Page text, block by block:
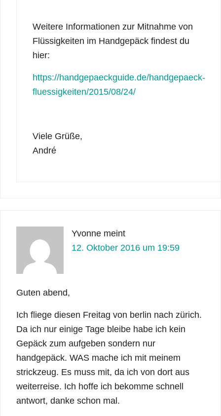
Weitere Informationen zur Mitnahme von
Flüssigkeiten im Handgepäck findest du
hier:
https://handgepaeckguide.de/handgepaeck-
fluessigkeiten/2015/08/24/
Viele Grüße,
André
Yvonne meint
12. Oktober 2016 um 19:59
Guten abend,
Ich fliege diesen Freitag von berlin nach zürich.
Da ich nur einige Tage bleibe habe ich kein
Gepäck zum aufgeben sondern nur
handgepäck. WAS mache ich mit meinem
strickzeug. Es muss mit, da ich von dort aus
weiterreise. Ich hoffe ich bekomme schnell
antwort, danke schon mal.